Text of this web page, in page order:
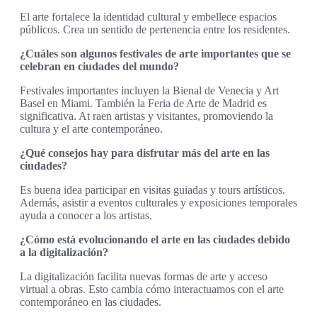
El arte fortalece la identidad cultural y embellece espacios
públicos. Crea un sentido de pertenencia entre los residentes.
¿Cuáles son algunos festivales de arte importantes que se
celebran en ciudades del mundo?
Festivales importantes incluyen la Bienal de Venecia y Art
Basel en Miami. También la Feria de Arte de Madrid es
significativa. At raen artistas y visitantes, promoviendo la
cultura y el arte contemporáneo.
¿Qué consejos hay para disfrutar más del arte en las
ciudades?
Es buena idea participar en visitas guiadas y tours artísticos.
Además, asistir a eventos culturales y exposiciones temporales
ayuda a conocer a los artistas.
¿Cómo está evolucionando el arte en las ciudades debido
a la digitalización?
La digitalización facilita nuevas formas de arte y acceso
virtual a obras. Esto cambia cómo interactuamos con el arte
contemporáneo en las ciudades.